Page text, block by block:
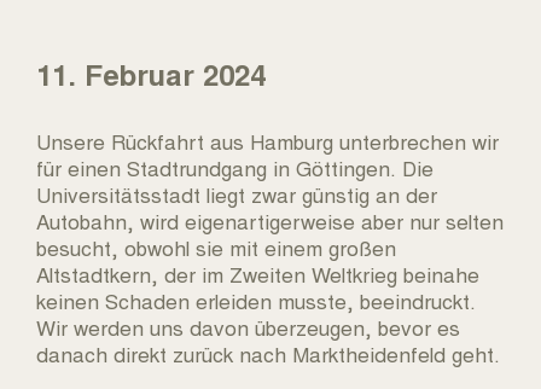
11. Februar 2024
Unsere Rückfahrt aus Hamburg unterbrechen wir
für einen Stadtrundgang in Göttingen. Die
Universitätsstadt liegt zwar günstig an der
Autobahn, wird eigenartigerweise aber nur selten
besucht, obwohl sie mit einem großen
Altstadtkern, der im Zweiten Weltkrieg beinahe
keinen Schaden erleiden musste, beeindruckt.
Wir werden uns davon überzeugen, bevor es
danach direkt zurück nach Marktheidenfeld geht.